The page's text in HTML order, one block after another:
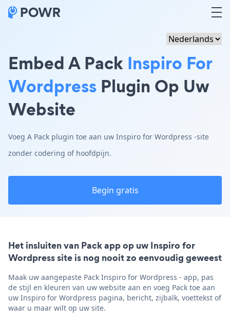
Embed A Pack Inspiro For
Wordpress Plugin Op Uw
Website
Voeg A Pack plugin toe aan uw Inspiro for Wordpress -site
zonder codering of hoofdpijn.
Begin gratis
Het insluiten van Pack app op uw Inspiro for
Wordpress site is nog nooit zo eenvoudig geweest
Maak uw aangepaste Pack Inspiro for Wordpress - app, pas
de stijl en kleuren van uw website aan en voeg Pack toe aan
uw Inspiro for Wordpress pagina, bericht, zijbalk, voettekst of
waar u maar wilt op uw site.